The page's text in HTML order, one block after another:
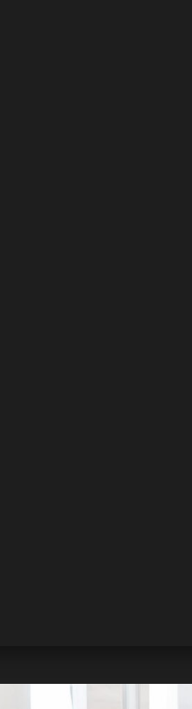
En av de mest
därför en investering som
Övningar